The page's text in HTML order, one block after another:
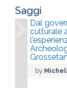
Saggi
Dal
culturale
by